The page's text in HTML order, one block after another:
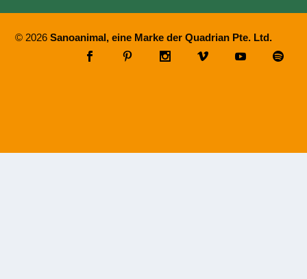
© 2026Sanoanimal, eine Marke der Quadrian Pte. Ltd.